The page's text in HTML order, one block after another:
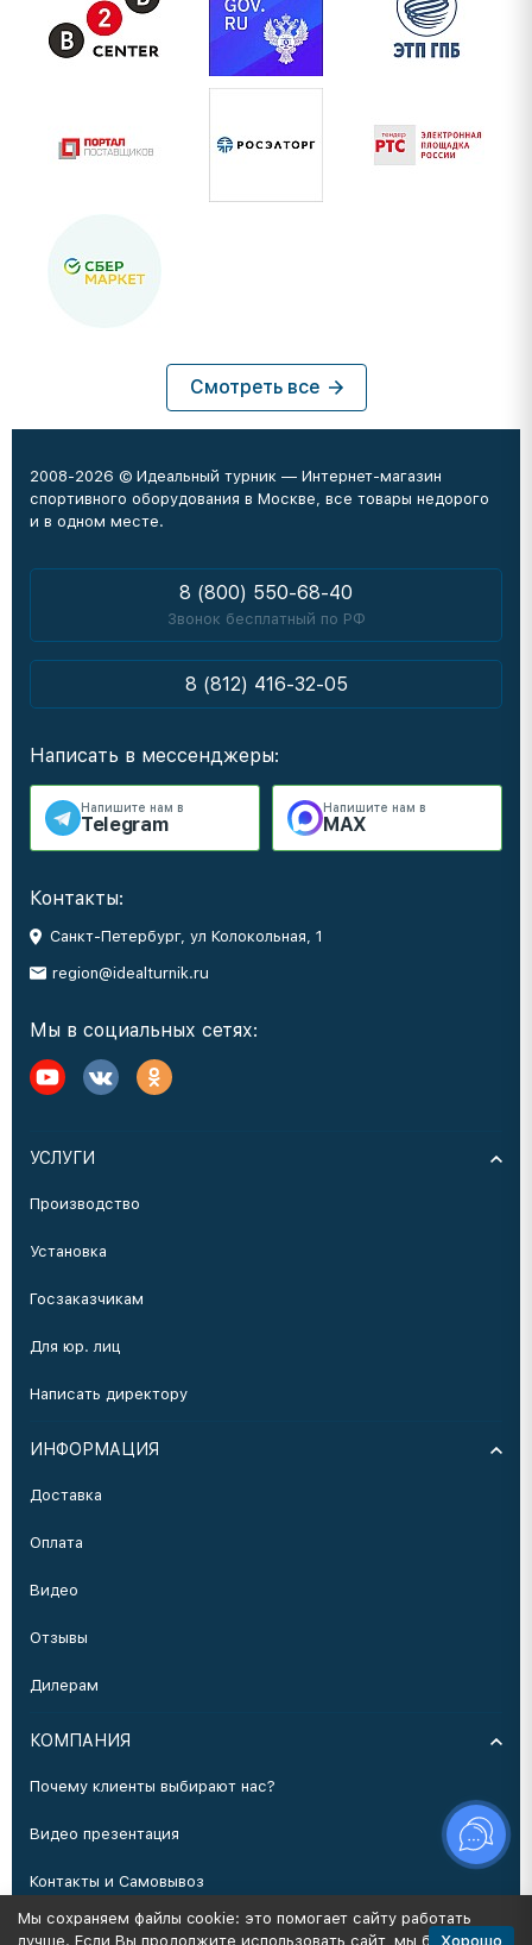
Смотреть все
2008-2026 © Идеальный турник — Интернет-магазин
спортивного оборудования в Москве, все товары недорого
и в одном месте.
8 (800) 550-68-40
Звонок бесплатный по РФ
8 (812) 416-32-05
Написать в мессенджеры:
Напишите нам в
Telegram
Напишите нам в
MAX
Контакты:
Санкт-Петербург, ул Колокольная, 1
region@idealturnik.ru
Мы в социальных сетях:
УСЛУГИ
Производство
Установка
Госзаказчикам
Для юр. лиц
Написать директору
ИНФОРМАЦИЯ
Доставка
Оплата
Видео
Отзывы
Дилерам
КОМПАНИЯ
Почему клиенты выбирают нас?
Видео презентация
Контакты и Самовывоз
Производство
Мы сохраняем файлы cookie: это помогает сайту работать
лучше. Если Вы продолжите использовать сайт, мы будемХорошо